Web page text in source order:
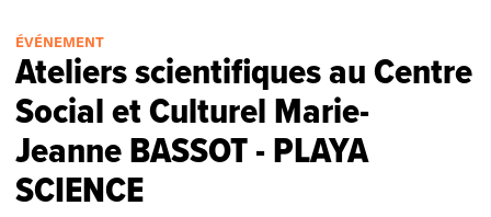
ÉVÉNEMENT
Ateliers scientifiques au Centre
Social et Culturel Marie-
Jeanne BASSOT - PLAYA
SCIENCE